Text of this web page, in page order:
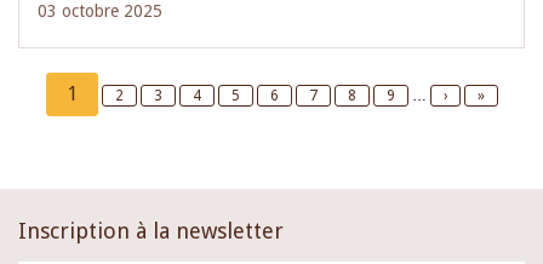
03 octobre 2025
Pagination
Current
page
1 Page
2 Page
3 Page
4 Page
5 Page
6 Page
7 Page
8 Page
9 …
Next
›
Last
»
Inscription à la newsletter